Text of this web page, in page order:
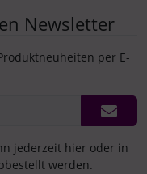
Newsletter
per E-
jederzeit hier oder in
werden.